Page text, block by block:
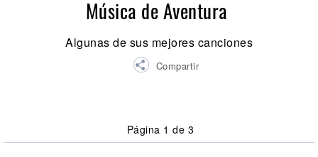
Música de Aventura
Algunas de sus mejores canciones
Compartir
Página 1 de 3